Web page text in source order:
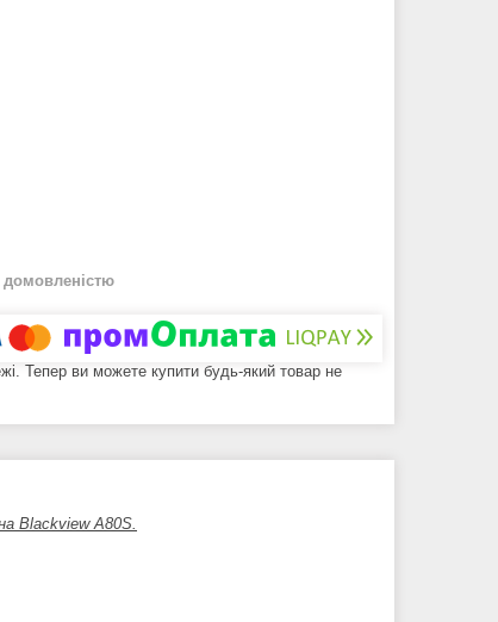
домовленістю
Тепер ви можете купити будь-який товар не
Blackview A80S.